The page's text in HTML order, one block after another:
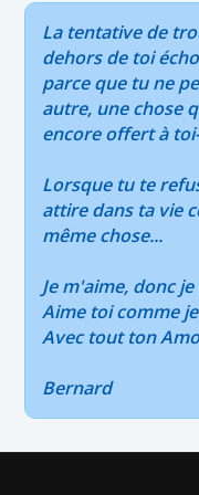
La tentative de
dehors de toi
parce que tu ne
autre, une chose
encore offert à
Lorsque tu te
attire dans ta vie
même chose...
Je m'aime, donc
Aime toi comme
Avec tout ton
Bernard